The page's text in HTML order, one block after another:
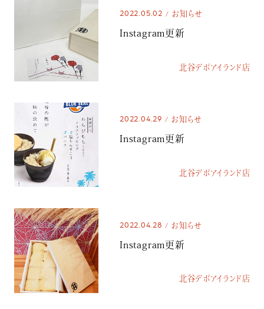
2022.05.02 お知らせ
Instagram更新
北谷デポアイランド店
2022.04.29 お知らせ
Instagram更新
北谷デポアイランド店
2022.04.28 お知らせ
Instagram更新
北谷デポアイランド店